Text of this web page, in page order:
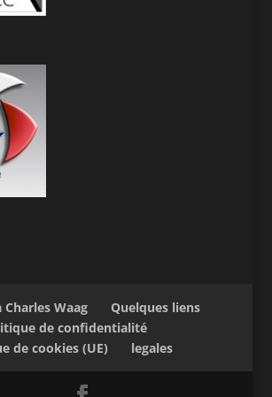
Waag
Quelques liens
de confidentialité
de cookies (UE)
legales